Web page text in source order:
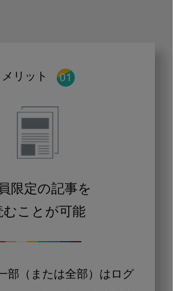
メリット
限定の記事を
むことが可能
部（または全部）はログ